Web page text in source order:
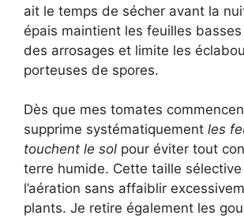
ait le temps de sécher avant la
épais maintient les feuilles
des arrosages et limite les
porteuses de spores.
Dès que mes tomates
supprime systématiquement les
touchent le sol pour éviter tout
terre humide. Cette taille
l’aération sans affaiblir
plants. Je retire également les